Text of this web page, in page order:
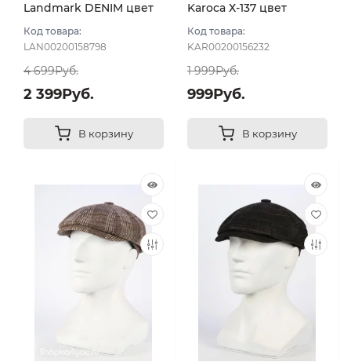
Landmark DENIM цвет
Код товара:
LAN00200158798
4 699Руб.
2 399Руб.
В корзину
Karoca Х-137 цвет
Код товара:
KAR00200156232
1 999Руб.
999Руб.
В корзину